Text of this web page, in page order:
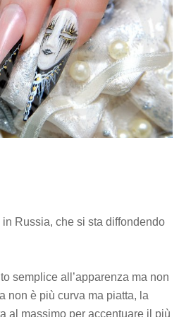
Russia, che si sta diffondendo
semplice all’apparenza ma non
non è più curva ma piatta, la
al massimo per accentuare il più